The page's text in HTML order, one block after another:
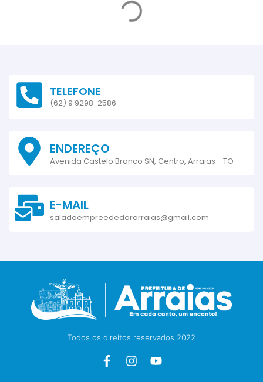
TELEFONE
(62) 9 9298-2586
ENDEREÇO
Avenida Castelo Branco SN, Centro, Arraias - TO
E-MAIL
saladoempreededorarraias@gmail.com
Todos os direitos reservados 2022